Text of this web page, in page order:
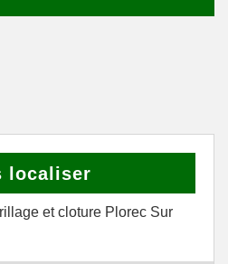
localiser
et cloture Plorec Sur